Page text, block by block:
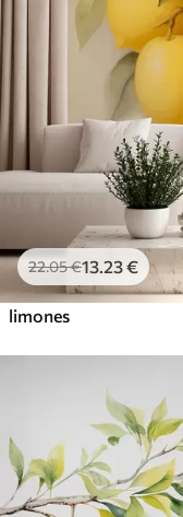
22.05€13 .23€
limones